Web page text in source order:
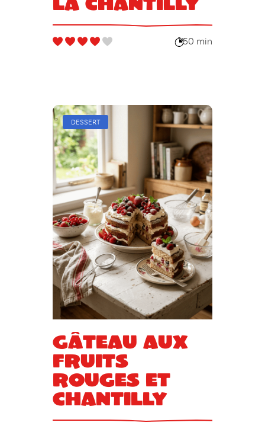
50 min
DESSERT
Gâteau aux
fruits
rouges et
chantilly